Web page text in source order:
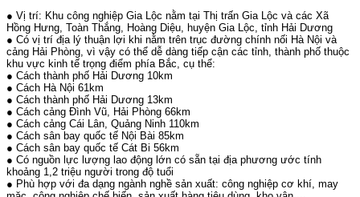
● Vị trí: Khu công nghiệp Gia Lộc nằm tại Thị trấn Gia Lộc và các Xã
Hồng Hưng, Toàn Thắng, Hoàng Diệu, huyện Gia Lộc, tỉnh Hải Dương
● Có vị trí địa lý thuận lợi khi nằm trên trục đường chính nối Hà Nội và
cảng Hải Phòng, vì vậy có thể dễ dàng tiếp cận các tỉnh, thành phố thuộc
khu vực kinh tế trọng điểm phía Bắc, cụ thể:
● Cách thành phố Hải Dương 10km
● Cách Hà Nội 61km
● Cách thành phố Hải Dương 13km
● Cách cảng Đình Vũ, Hải Phòng 66km
● Cách cảng Cái Lân, Quảng Ninh 110km
● Cách sân bay quốc tế Nội Bài 85km
● Cách sân bay quốc tế Cát Bi 56km
● Có nguồn lực lượng lao động lớn có sẵn tại địa phương ước tính
khoảng 1,2 triệu người trong độ tuổi
● Phù hợp với đa dạng ngành nghề sản xuất: công nghiệp cơ khí, may